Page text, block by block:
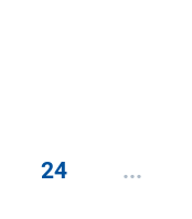
24 ...